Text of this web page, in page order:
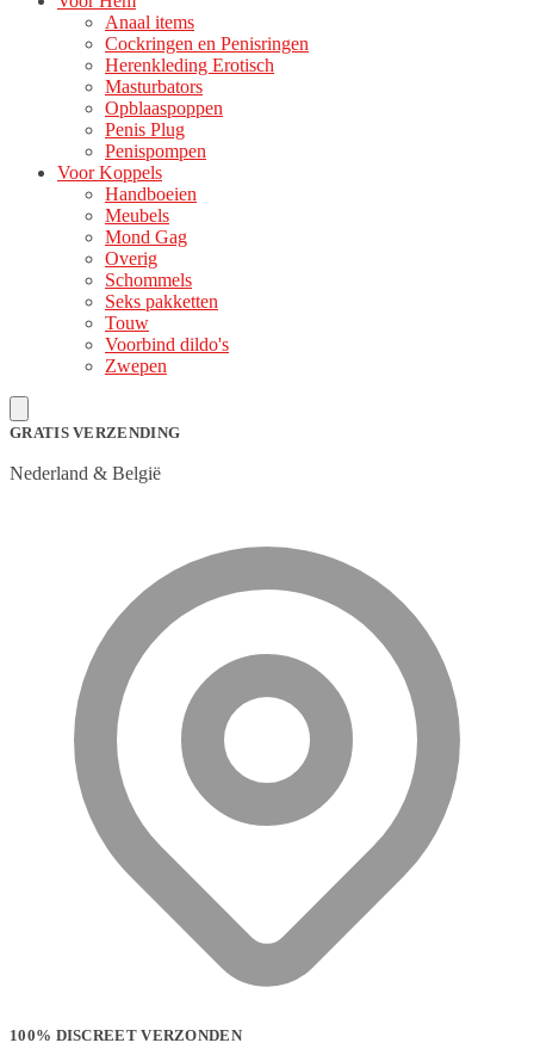
Anaal items
Cockringen en Penisringen
Herenkleding Erotisch
Masturbators
Opblaaspoppen
Penis Plug
Penispompen
Voor Koppels
Handboeien
Meubels
Mond Gag
Overig
Schommels
Seks pakketten
Touw
Voorbind dildo's
Zwepen
GRATIS VERZENDING
Nederland & België
100% DISCREET VERZONDEN